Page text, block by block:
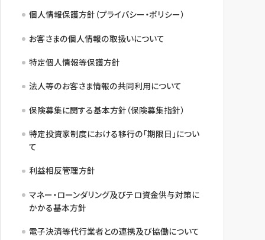
個人情報保護方針（プライバシー・ポリシー）
お客さまの個人情報の取扱いについて
特定個人情報等保護方針
法人等のお客さま情報の共同利用について
保険募集に関する基本方針（保険募集指針）
特定投資家制度における移行の「期限日」につい
て
利益相反管理方針
マネー・ローンダリング及びテロ資金供与対策に
かかる基本方針
電子決済等代行業者との連携及び協働について